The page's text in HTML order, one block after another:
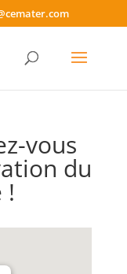
vous
du
!